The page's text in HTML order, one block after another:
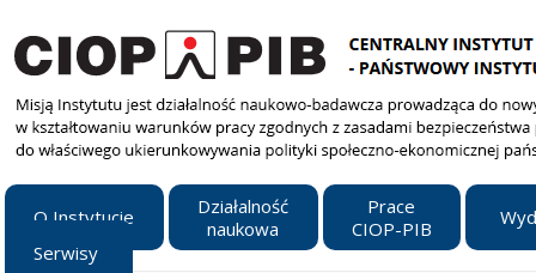
O Instytucie
Działalność
naukowa
Prace
CIOP-PIB
Serwisy